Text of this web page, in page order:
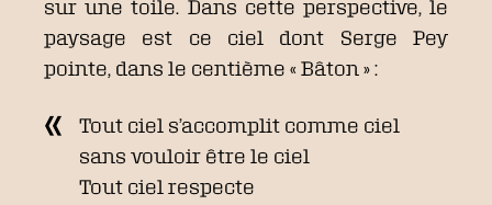
sur une toile. Dans cette perspective, le
paysage est ce ciel dont Serge Pey
pointe, dans le centième « Bâton » :
Tout ciel s’accomplit comme ciel
sans vouloir être le ciel
Tout ciel respecte